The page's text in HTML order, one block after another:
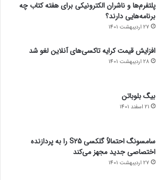
پلتفرم‌ها و ناشران الکترونیکی برای هفته کتاب چه
برنامه‌هایی دارند؟
27 اردیبهشت 1401
افزایش قیمت کرایه تاکسی‌های آنلاین لغو شد
28 اردیبهشت 1401
بیگ بلوباتن
21 اسفند 1401
سامسونگ احتمالاً گلکسی S25 را به پردازنده
اختصاصی جدید مجهز می‌کند
27 اردیبهشت 1401